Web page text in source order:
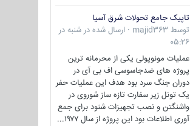
تاپیک جامع تحولات شرق آسیا
توسط majid363
· ارسال شده در شنبه در
05:26
عملیات مونوپولی یکی از محرمانه ترین
پروژه های ضدجاسوسی اف بی آی در
دوران جنگ سرد بود هدف این عملیات حفر
یک تونل زیر سفارت تازه ساز شوروی در
واشنگتن و نصب تجهیزات شنود برای جمع
آوری اطلاعات بود این پروژه از سال ۱۹۷۷...